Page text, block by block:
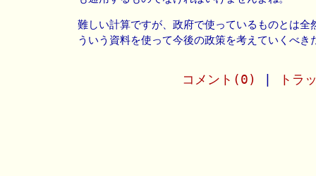
難しい計算ですが、政府で使っているものとは全
ういう資料を使って今後の政策を考えていくべき
コメント(0) トラ